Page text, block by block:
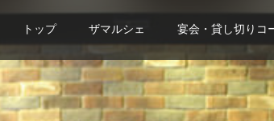
トップ ザマルシェ 宴会・貸し切りコ